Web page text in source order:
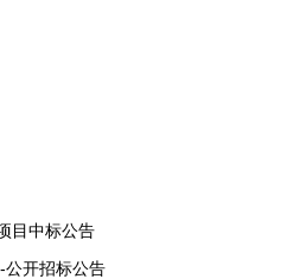
目中标公告
公开招标公告